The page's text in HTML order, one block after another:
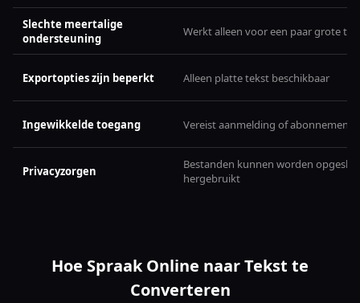
Slechte meertalige
ondersteuning
Exportopties zijn beperkt
Ingewikkelde toegang
Privacyzorgen
Werkt alleen voor een paar grote
Alleen platte tekst beschikbaar
Vereist aanmelding of abonnement
Bestanden kunnen worden
hergebruikt
Hoe Spraak Online naar Tekst te
Converteren